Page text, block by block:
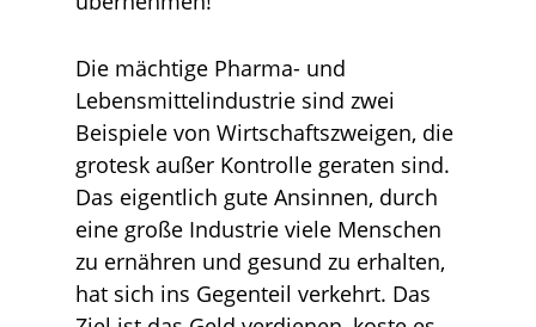
Die mächtige Pharma- und
Lebensmittelindustrie sind zwei
Beispiele von Wirtschaftszweigen, die
grotesk außer Kontrolle geraten sind.
Das eigentlich gute Ansinnen, durch
eine große Industrie viele Menschen
zu ernähren und gesund zu erhalten,
hat sich ins Gegenteil verkehrt. Das